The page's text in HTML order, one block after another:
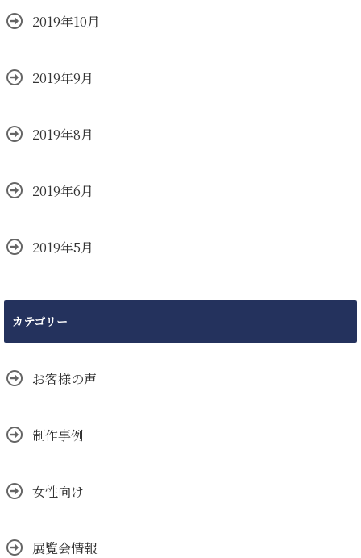
2019年10月
2019年9月
2019年8月
2019年6月
2019年5月
カテゴリー
お客様の声
制作事例
女性向け
展覧会情報